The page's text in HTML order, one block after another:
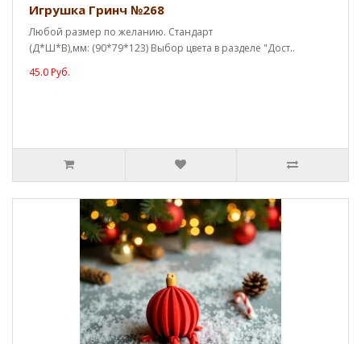
Игрушка Гринч №268
Любой размер по желанию. Стандарт
(Д*Ш*В),мм: (90*79*123) Выбор цвета в разделе "Дост..
45.0 Руб.